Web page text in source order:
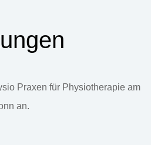
Praxen für Physiotherapie am
an.